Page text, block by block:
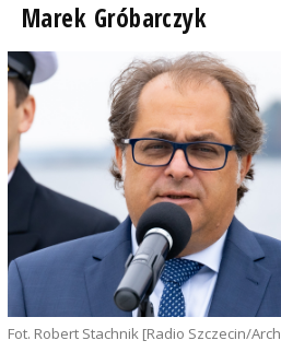
Marek Gróbarczyk
Fot. Robert Stachnik [Radio Szczecin/